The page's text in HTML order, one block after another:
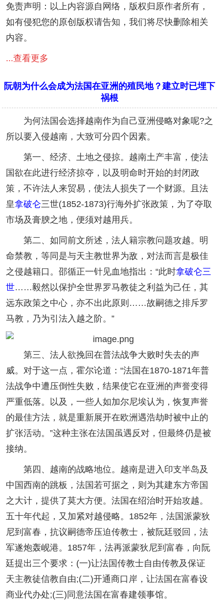
免责声明：以上内容源自网络，版权归原作者所有，
如有侵犯您的原创版权请告知，我们将尽快删除相关
内容。
...查看更多
阮朝为什么会成为法国在亚洲的殖民地？建立时已埋下
祸根
为何法国会选择越南作为自己亚洲侵略对象呢?之
所以要入侵越南，大致可分四个因素。
第一、经济、土地之侵掠。越南土产丰富，使法
国欲在此进行经济掠夺，以及明命时开始的封闭政
策，不许法人来贸易，使法人损失了一个财源。且法
皇拿破仑三世(1852-1873)行海外扩张政策，为了夺取
市场及膏腴之地，便须对越用兵。
第二、如同前文所述，法人籍宗教问题攻越。明
命禁教，等同是与天主教世界为敌，对法而言是极佳
之侵越籍口。邵循正一针见血地指出：“此时拿破仑三
世……毅然以保护全世界罗马教徒之利益为己任，其
远东政策之中心，亦不出此原则……故嗣德之排斥罗
马教，乃为引法入越之阶。”
第三、法人欲挽回在普法战争大败时失去的声
威。对于这一点，霍尔论道：“法国在1870-1871年普
法战争中遭压倒性失败，结果使它在亚洲的声誉变得
严重低落。以及，一些人如加尔尼埃认为，恢复声誉
的最佳方法，就是重新展开在欧洲遇浩劫时被中止的
扩张活动。”这种主张在法国虽遇反对，但最终仍是被
接纳。
第四、越南的战略地位。越南是进入印支半岛及
中国西南的跳板，法国若可据之，则为其建东方帝国
之大计，提供了莫大方便。法国在绍治时开始攻越。
五十年代起，又加紧对越侵略。1852年，法国派蒙狄
尼到富春，抗议嗣德帝压迫传教士，被阮廷驳回，法
军遂炮轰岘港。1857年，法再派蒙狄尼到富春，向阮
廷提出三个要求：(一)让法国传教士自由传教及保证
天主教徒信教自由;(二)开通商口岸，让法国在富春设
商业代办处;(三)同意法国在富春建领事馆。